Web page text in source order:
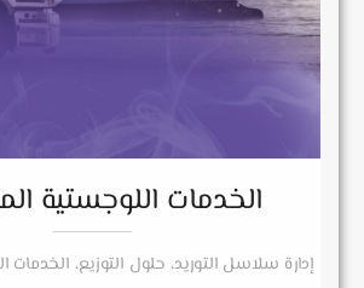
الخدمات اللوجستية
إدارة سلاسل التوريد، حلول التوزيع، الخدمات